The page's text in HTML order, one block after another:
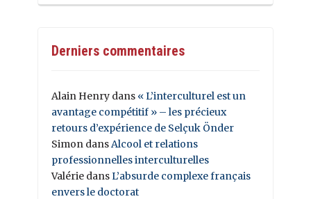
Derniers commentaires
Alain Henry dans « L’interculturel est un
avantage compétitif » – les précieux
retours d’expérience de Selçuk Önder
Simon dans Alcool et relations
professionnelles interculturelles
Valérie dansL’absurde complexe français
envers le doctorat